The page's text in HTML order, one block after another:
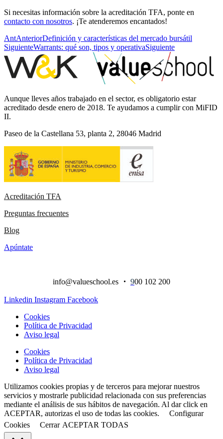
Si necesitas información sobre la acreditación TFA, ponte en
contacto con nosotros. ¡Te atenderemos encantados!
AntAnteriorDefinición y características del mercado bursátil
SiguienteWarrants: qué son, tipos y operativaSiguiente
Aunque lleves años trabajado en el sector, es obligatorio estar
acreditado desde enero de 2018. Te ayudamos a cumplir con MiFID
II.
Paseo de la Castellana 53, planta 2, 28046 Madrid
Acreditación TFA
Preguntas frecuentes
Blog
Apúntate
info@valueschool.es ・ 900 102 200
Linkedin Instagram Facebook
Cookies
Política de Privacidad
Aviso legal
Cookies
Política de Privacidad
Aviso legal
Utilizamos cookies propias y de terceros para mejorar nuestros
servicios y mostrarle publicidad relacionada con sus preferencias
mediante el análisis de sus hábitos de navegación. Al dar click en
ACEPTAR, autorizas el uso de todas las cookies.
Configurar
Cookies
Cerrar ACEPTAR TODAS